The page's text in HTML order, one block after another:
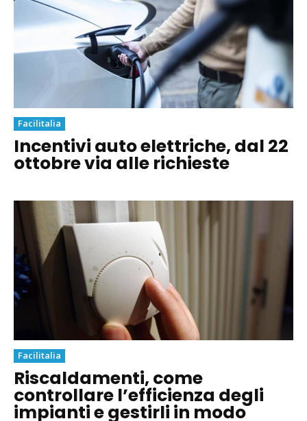
Facilitalia
Incentivi auto elettriche, dal 22
ottobre via alle richieste
Facilitalia
Riscaldamenti, come
controllare l’efficienza degli
impianti e gestirli in modo